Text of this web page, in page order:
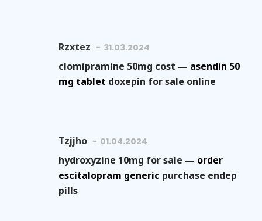
Rzxtez 31.03.2024
clomipramine 50mg cost — asendin 50
mg tablet doxepin for sale online
Tzjjho 01.04.2024
hydroxyzine 10mg for sale — order
escitalopram generic purchase endep
pills